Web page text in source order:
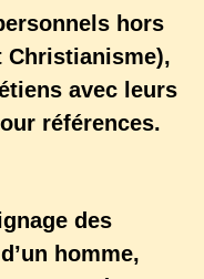
hors
Christianisme),
avec leurs
références.
des
homme,